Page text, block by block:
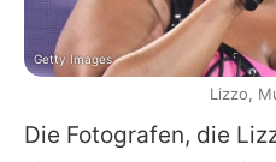
Die Fotografen, die
Getty Images
Lizzo,